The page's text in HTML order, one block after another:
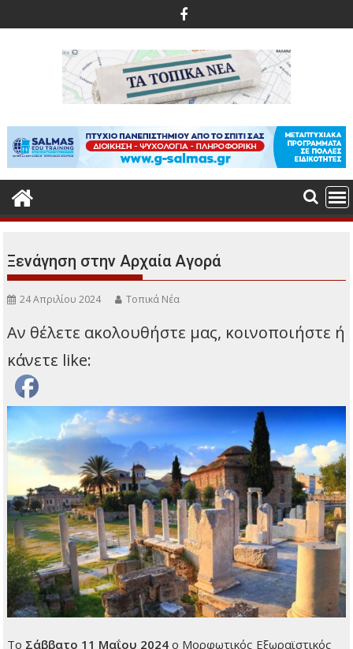
στο
περιεχόμενο
Ξενάγηση στην Αρχαία Αγορά
24 Απριλίου 2024 Τοπικά Νέα
Αν θέλετε ακολουθήστε μας, κοινοποιήστε ή
κάνετε like:
Το Σάββατο 11 Μαΐου 2024 ο Μορφωτικός Εξωραϊστικός